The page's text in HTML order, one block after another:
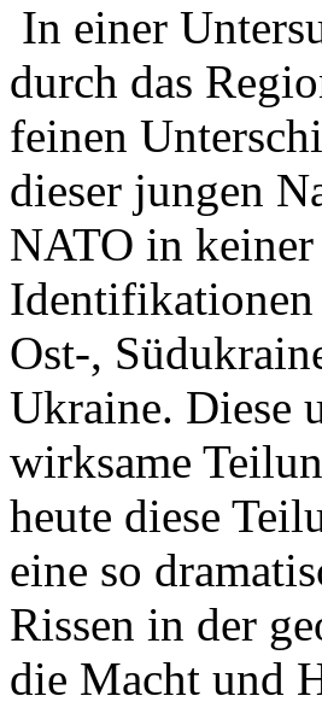
In einer
durch das
feinen
dieser jungen
NATO in
Identifikationen
Ost-,
Ukraine. Diese
wirksame
heute diese
eine so
Rissen in der
die Macht und